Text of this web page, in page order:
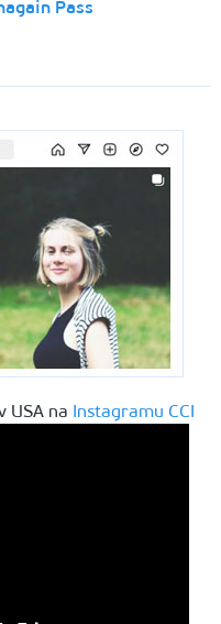
Pass
USA na Instagramu CCI